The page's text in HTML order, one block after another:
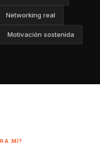
Networking real
Motivación sostenida
MÍ?